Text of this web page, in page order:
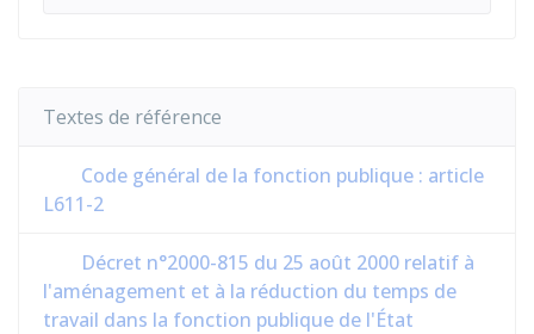
Textes de référence
Code général de la fonction publique : article
L611-2
Décret n°2000-815 du 25 août 2000 relatif à
l'aménagement et à la réduction du temps de
travail dans la fonction publique de l'État